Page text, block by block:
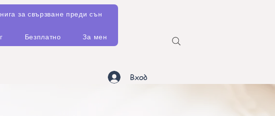
за свързване преди сън
Безплатно За мен
Вход